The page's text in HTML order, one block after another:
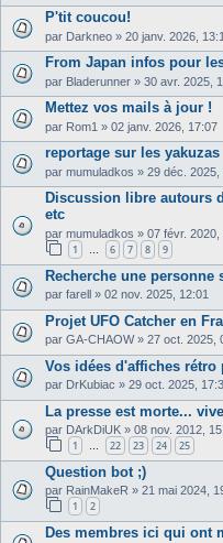
P'tit coucou!
par Darkneo » 20 janv. 2026,
From Japan infos pour
par Bladerunner » 30 avr. 2025,
Mettez vos mails à jour !
par Rom1 » 02 janv. 2026, 17:07
reportage sur les yakuzas
par mumuladkos » 29 déc. 2025,
Discussion libre autours
etc
par mumuladkos » 07 févr. 2020,
1 6 7 8 9
Recherche une personne
par farell » 02 nov. 2025, 12:01
Projet UFO Catcher en
par GA-CHAOW» 27 oct. 2025,
Vos idées d'affiches
par DrKubiac » 29 oct. 2025,
La presse est morte...
par DArkDiUK » 08 nov. 2012,
1 22 23 24 25
Question bot ;)
par RainMakeR » 21 mai 2024,
1 2
Des membres ici qui ont